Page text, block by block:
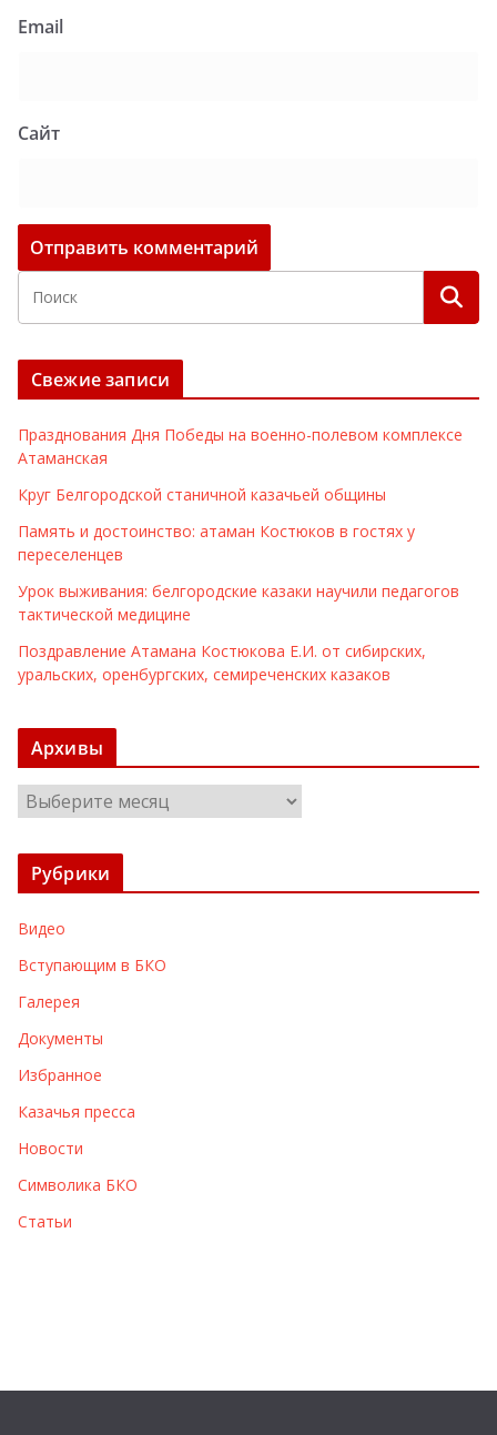
Email
Сайт
Свежие записи
Празднования Дня Победы на военно-полевом комплексе
Атаманская
Круг Белгородской станичной казачьей общины
Память и достоинство: атаман Костюков в гостях у
переселенцев
Урок выживания: белгородские казаки научили педагогов
тактической медицине
Поздравление Атамана Костюкова Е.И. от сибирских,
уральских, оренбургских, семиреченских казаков
Архивы
х
ы
Рубрики
Видео
Вступающим в БКО
Галерея
Документы
Избранное
Казачья пресса
Новости
Символика БКО
Статьи